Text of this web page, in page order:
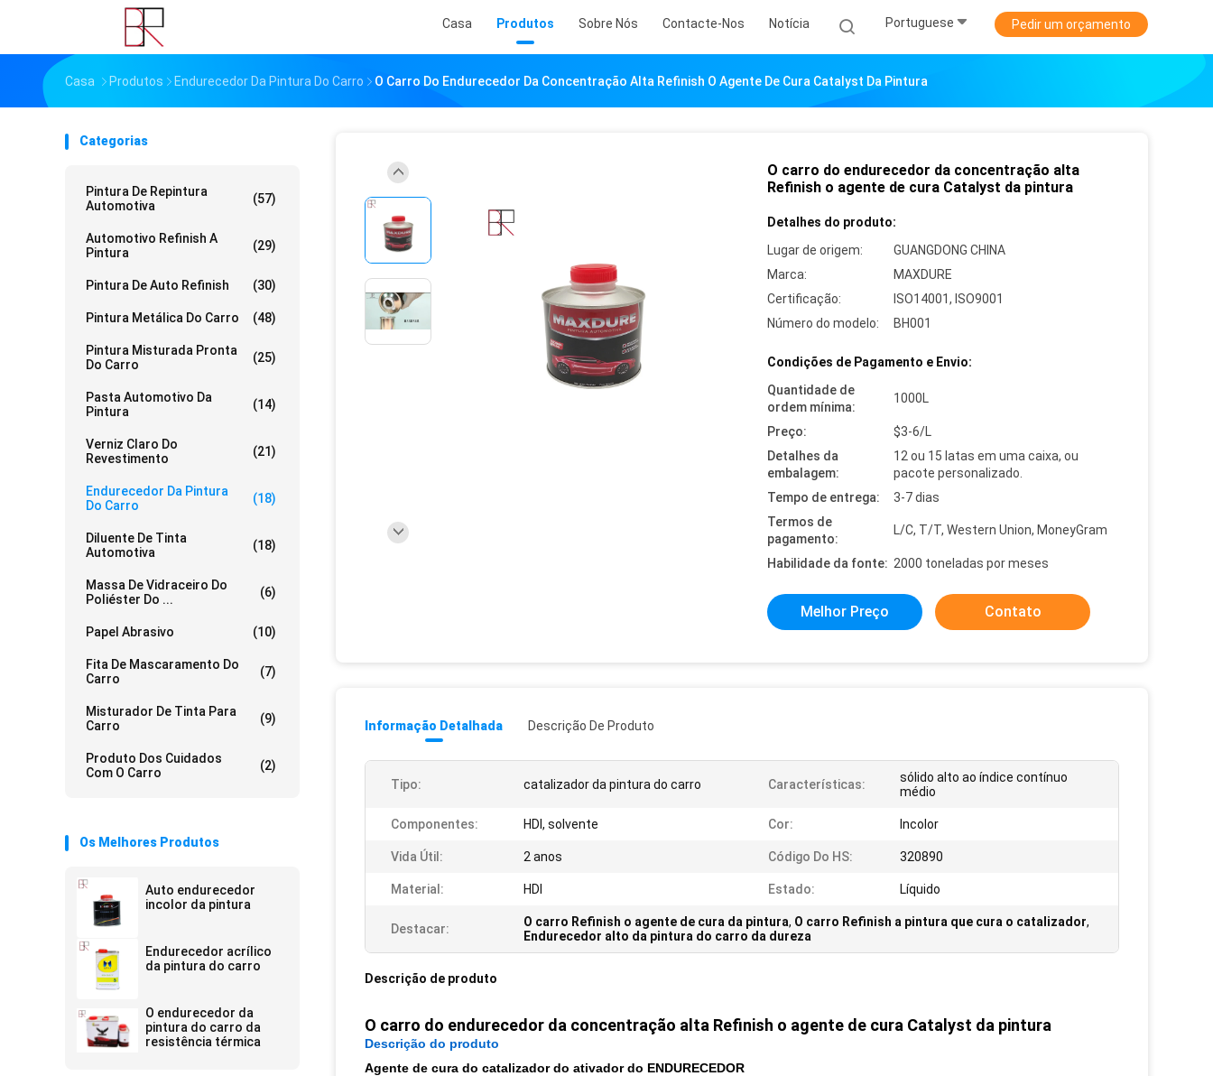
Casa Produtos Sobre Nós Contacte-Nos Notícia Portuguese Pedir um orçamento
Casa Produtos Endurecedor Da Pintura Do Carro O Carro Do Endurecedor Da Concentração Alta Refinish O Agente De Cura Catalyst Da Pintura
Categorias
Pintura De Repintura
Automotiva
(57)
Automotivo Refinish A
Pintura
(29)
Pintura De Auto Refinish (30)
Pintura Metálica Do Carro (48)
Pintura Misturada Pronta
Do Carro
(25)
Pasta Automotivo Da
Pintura
(14)
Verniz Claro Do
Revestimento
(21)
Endurecedor Da Pintura
Do Carro
(18)
Diluente De Tinta
Automotiva
(18)
Massa De Vidraceiro Do
Poliéster Do ...
(6)
Papel Abrasivo (10)
Fita De Mascaramento Do
Carro
(7)
Misturador De Tinta Para
Carro
(9)
Produto Dos Cuidados
Com O Carro
(2)
Os Melhores Produtos
Auto endurecedor
incolor da pintura
Endurecedor acrílico
da pintura do carro
O endurecedor da
pintura do carro da
resistência térmica
O carro do endurecedor da concentração alta
Refinish o agente de cura Catalyst da pintura
Detalhes do produto:
Lugar de origem:
GUANGDONG CHINA
Marca:
MAXDURE
Certificação:
ISO14001, ISO9001
Número do modelo:
BH001
Condições de Pagamento e Envio:
Quantidade de
ordem mínima:
1000L
Preço:
$3-6/L
Detalhes da
embalagem:
12 ou 15 latas em uma caixa, ou
pacote personalizado.
Tempo de entrega:
3-7 dias
Termos de
pagamento:
L/C, T/T, Western Union, MoneyGram
Habilidade da fonte: 2000 toneladas por meses
Melhor Preço Contato
Informação Detalhada Descrição De Produto
Tipo: catalizador da pintura do carro Características:
sólido alto ao índice contínuo
médio
Componentes: HDI, solvente Cor: Incolor
Vida Útil: 2 anos Código Do HS: 320890
Material: HDI Estado: Líquido
Destacar: O carro Refinish o agente de cura da pintura, O carro Refinish a pintura que cura o catalizador,
Endurecedor alto da pintura do carro da dureza
Descrição de produto
O carro do endurecedor da concentração alta Refinish o agente de cura Catalyst da pintura
Descrição do produto
Agente de cura do catalizador do ativador do ENDURECEDOR